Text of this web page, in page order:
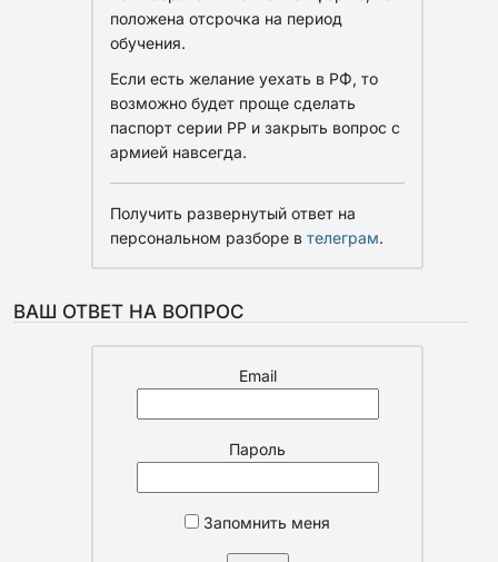
положена отсрочка на период
обучения.
Если есть желание уехать в РФ, то
возможно будет проще сделать
паспорт серии PP и закрыть вопрос с
армией навсегда.
Получить развернутый ответ на
персональном разборе в телеграм.
ВАШ ОТВЕТ НА ВОПРОС
Email
Пароль
Запомнить меня